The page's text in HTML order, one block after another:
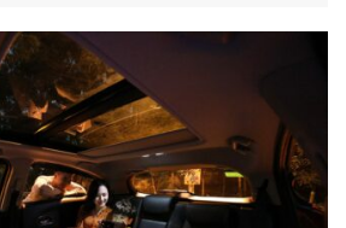
và các tính năng an toàn trên xe
toàn diện. Một số hệ thống an toàn
trên Honda HR-V điển hình như:
tử tiêu chuẩn;
kéo;
phanh;